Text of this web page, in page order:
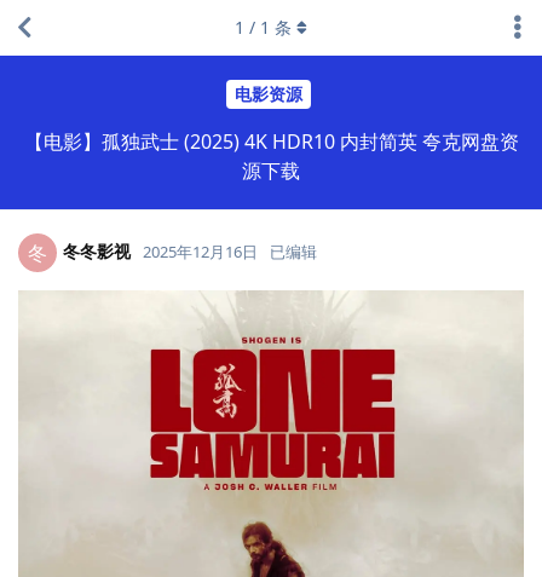
电影资源
【电影】孤独武士 (2025) 4K HDR10 内封简英 夸克网盘资
源下载
1 / 1 条
冬 冬冬影视 2025年12月16日 已编辑